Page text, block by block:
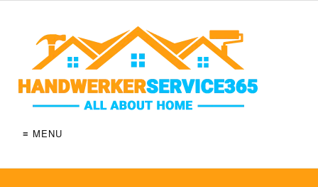
≡ MENU